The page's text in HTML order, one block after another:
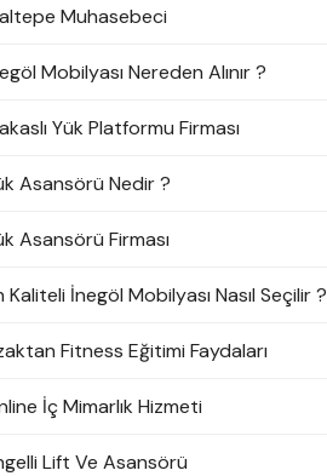
Muhasebeci
Mobilyası Nereden Alınır ?
Yük Platformu Firması
Asansörü Nedir ?
Asansörü Firması
Kaliteli İnegöl Mobilyası Nasıl Seçilir ?
Fitness Eğitimi Faydaları
İç Mimarlık Hizmeti
Lift Ve Asansörü